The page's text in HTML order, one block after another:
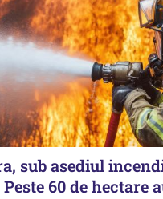
sub asediul
60 de hectare